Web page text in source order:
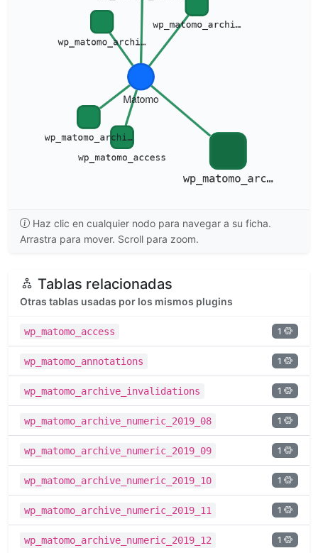
Haz clic en cualquier nodo para navegar a su ficha.
Arrastra para mover. Scroll para zoom.
Tablas relacionadas
Otras tablas usadas por los mismos plugins
wp_matomo_access 1
wp_matomo_annotations 1
wp_matomo_archive_invalidations 1
wp_matomo_archive_numeric_2019_08 1
wp_matomo_archive_numeric_2019_09 1
wp_matomo_archive_numeric_2019_10 1
wp_matomo_archive_numeric_2019_11 1
wp_matomo_archive_numeric_2019_12 1